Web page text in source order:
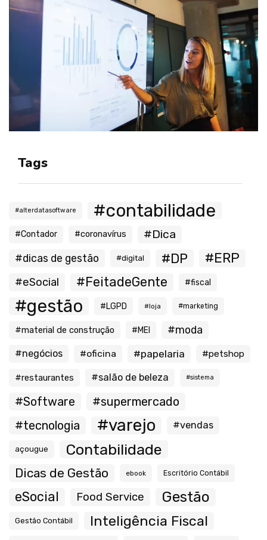
Tags
#alterdatasoftware #contabilidade
#Contador #coronavírus #Dica
#dicas de gestão #digital #DP #ERP
#eSocial #FeitadeGente #fiscal
#gestão #LGPD #loja #marketing
#material de construção #MEI #moda
#negócios #oficina #papelaria #petshop
#restaurantes #salão de beleza #sistema
#Software
#supermercado
#tecnologia
#varejo #vendas
açougue Contabilidade
Dicas de Gestão ebook Escritório Contábil
eSocial Food Service Gestão
Gestão Contábil Inteligência Fiscal